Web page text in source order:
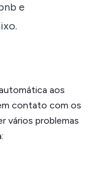
e
aos
contato com os
vários problemas